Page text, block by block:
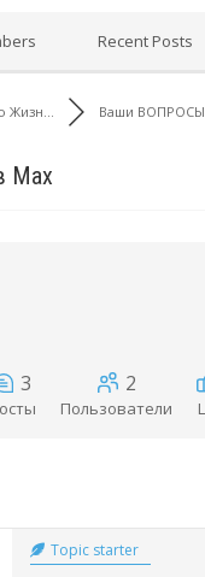
Recent Posts
Жизн... Ваши ВОПРОСЫ
Max
3 2
Пользователи
Topic starter